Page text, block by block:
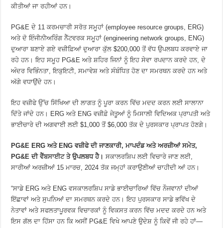
ਕੀਤੀਆਂ ਜਾ ਰਹੀਆਂ ਹਨ।
PG&E ਦੇ 11 ਕਰਮਚਾਰੀ ਸਰੋਤ ਸਮੂਹਾਂ (employee resource groups, ERG)
ਅਤੇ ਦੋ ਇੰਜੀਨੀਅਰਿੰਗ ਨੈੱਟਵਰਕ ਸਮੂਹਾਂ (engineering network groups, ENG)
ਦੁਆਰਾ ਬਣਾਏ ਗਏ ਵਜ਼ੀਫ਼ਿਆਂ ਦੁਆਰਾ ਕੁੱਲ $200,000 ਤੋਂ ਵੱਧ ਉਪਲਬਧ ਕਰਵਾਏ ਜਾ
ਰਹੇ ਹਨ। ਇਹ ਸਮੂਹ PG&E ਅਤੇ ਸ਼ਹਿਰ ਜਿਨਾਂ ਨੂੰ ਇਹ ਸੇਵਾ ਰਪਦਾਨ ਕਰਦੇ ਹਨ, ਦੇ
ਅੰਦਰ ਵਿਭਿੰਨਤਾ, ਇਕੁਇਟੀ, ਸਮਾਵੇਸ਼ ਅਤੇ ਸੰਬੰਧਿਤ ਹੋਣ ਦਾ ਸਮਰਥਨ ਕਰਦੇ ਹਨ ਅਤੇ
ਅੱਗੇ ਵਧਾਉਂਦੇ ਹਨ।
ਇਹ ਵਜ਼ੀਫੇ ਉੱਚ ਸਿੱਖਿਆ ਦੀ ਲਾਗਤ ਨੂੰ ਪੂਰਾ ਕਰਨ ਵਿੱਚ ਮਦਦ ਕਰਨ ਲਈ ਸਾਲਾਨਾ
ਦਿੱਤੇ ਜਾਂਦੇ ਹਨ। ERG ਅਤੇ ENG ਵਜ਼ੀਫ਼ੇ ਜੇਤੂਆਂ ਨੂੰ ਮਿਸਾਲੀ ਵਿਦਿਅਕ ਪ੍ਰਾਪਤੀ ਅਤੇ
ਭਾਈਚਾਰੇ ਦੀ ਅਗਵਾਈ ਲਈ $1,000 ਤੋਂ $6,000 ਤੱਕ ਦੇ ਪੁਰਸਕਾਰ ਪ੍ਰਾਪਤ ਹੋਣਗੇ।
PG&E ERG ਅਤੇ ENG ਵਜ਼ੀਫੇ ਦੀ ਜਾਣਕਾਰੀ, ਮਾਪਦੰਡ ਅਤੇ ਅਰਜ਼ੀਆਂ ਸਮੇਤ,
PG&E ਦੀਵੈੱਬਸਾਈਟਤੇ ਉਪਲਬਧ ਹੈ।ਸਕਾਲਰਸ਼ਿਪ ਲਈ ਵਿਚਾਰੇ ਜਾਣ ਲਈ,
ਸਾਰੀਆਂ ਅਰਜ਼ੀਆਂ 15 ਮਾਰਚ, 2024 ਤੱਕ ਜਮ੍ਹਾਂ ਕਰਾਉਣੀਆਂ ਚਾਹੀਦੀ ਆਂ ਹਨ।
“ਸਾਡੇ ERG ਅਤੇ ENG ਵਸਕਾਲਰਸ਼ਿਪ ਸਾਡੇ ਭਾਈਚਾਰਿਆਂ ਵਿੱਚ ਨੌਜਵਾਨਾਂ ਦੀਆਂ
ਇੱਛਾਵਾਂ ਅਤੇ ਸੁਪਨਿਆਂ ਦਾ ਸਮਰਥਨ ਕਰਦੇ ਹਨ। ਇਹ ਪੁਰਸਕਾਰ ਸਾਡੇ ਭਵਿੱਖ ਦੇ
ਨੇਤਾਵਾਂ ਅਤੇ ਸਫਲਤਾਪੂਰਵਕ ਵਿਚਾਰਕਾਂ ਨੂੰ ਵਿਕਸਤ ਕਰਨ ਵਿੱਚ ਮਦਦ ਕਰਦੇ ਹਨ ਅਤੇ
ਇਸ ਗੱਲ ਦਾ ਹਿੱਸਾ ਹਨ ਕਿ ਅਸੀਂ PG&E ਵਿਖੇ ਆਪਣੇ ਉਦੇਸ਼ ਨੂੰ ਕਿਵੇਂ ਜੀ ਰਹੇ ਹਾਂ—